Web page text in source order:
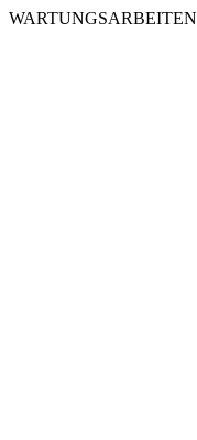
WARTUNGSARBEITEN